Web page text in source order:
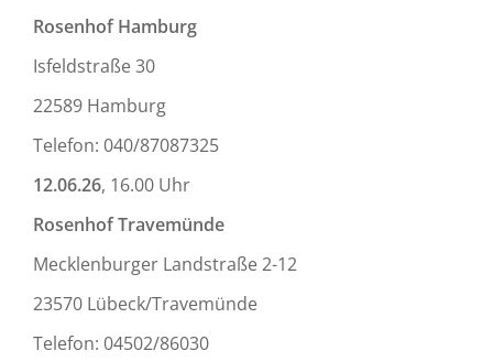
Rosenhof Hamburg
Isfeldstraße 30
22589 Hamburg
Telefon: 040/87087325
12.06.26, 16.00 Uhr
Rosenhof Travemünde
Mecklenburger Landstraße 2-12
23570 Lübeck/Travemünde
Telefon: 04502/86030